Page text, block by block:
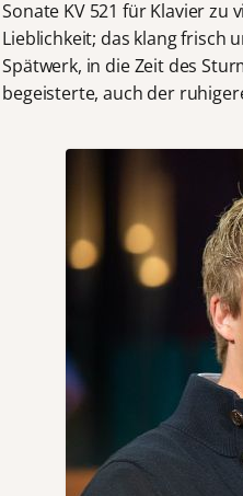
Sonate KV 521 für Klavier zu
Lieblichkeit; das klang frisch
Spätwerk, in die Zeit des
begeisterte, auch der